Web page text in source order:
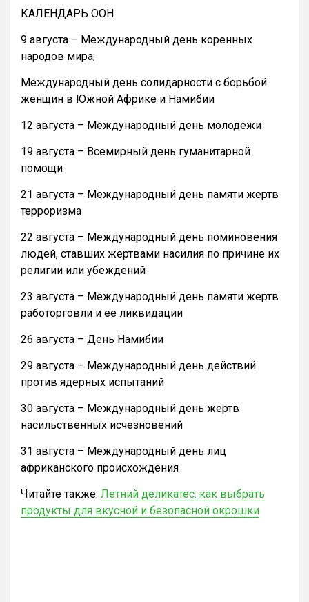
КАЛЕНДАРЬ ООН
9 августа – Международный день коренных
народов мира;
Международный день солидарности с борьбой
женщин в Южной Африке и Намибии
12 августа – Международный день молодежи
19 августа – Всемирный день гуманитарной
помощи
21 августа – Международный день памяти жертв
терроризма
22 августа – Международный день поминовения
людей, ставших жертвами насилия по причине их
религии или убеждений
23 августа – Международный день памяти жертв
работорговли и ее ликвидации
26 августа – День Намибии
29 августа – Международный день действий
против ядерных испытаний
30 августа – Международный день жертв
насильственных исчезновений
31 августа – Международный день лиц
африканского происхождения
Читайте также: Летний деликатес: как выбрать
продукты для вкусной и безопасной окрошки